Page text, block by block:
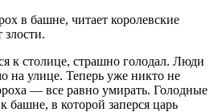
в башне, читает королевские
злости.
к столице, страшно голодал. Люди
на улице. Теперь уже никто не
— все равно умирать. Голодные
в которой заперся царь